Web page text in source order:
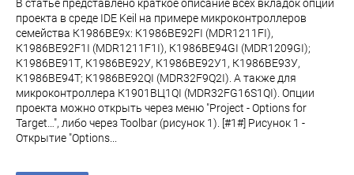
В статье представлено краткое описание всех вкладок опций
проекта в среде IDE Keil на примере микроконтроллеров
семейства К1986ВЕ9x: К1986ВЕ92FI (MDR1211FI),
К1986ВЕ92F1I (MDR1211F1I), К1986ВЕ94GI (MDR1209GI);
К1986ВЕ91Т, К1986ВЕ92У, К1986ВЕ92У1, К1986ВЕ93У,
К1986ВЕ94Т; К1986ВЕ92QI (MDR32F9Q2I). А также для
микроконтроллера К1901ВЦ1QI (MDR32FG16S1QI). Опции
проекта можно открыть через меню "Project - Options for
Target…", либо через Toolbar (рисунок 1). [#1#] Рисунок 1 -
Открытие "Options...